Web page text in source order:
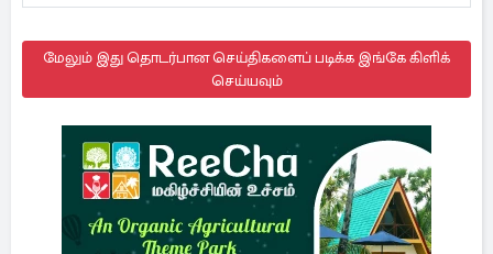
மேலும் இது தொடர்பான செய்திகளைப் படிக்க இங்கே கிளிக்
செய்யவும்